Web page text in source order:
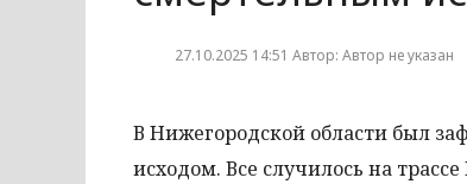
27.10.2025 14:51 Автор: Автор не указан
В Нижегородской области был
исходом. Все случилось на